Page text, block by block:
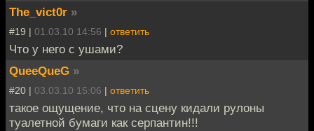
The_vict0r »
#19 | 01.03.10 14:56 | ответить
Что у него с ушами?
QueeQueG »
#20 | 03.03.10 15:06 | ответить
такое ощущение, что на сцену кидали рулоны
туалетной бумаги как серпантин!!!